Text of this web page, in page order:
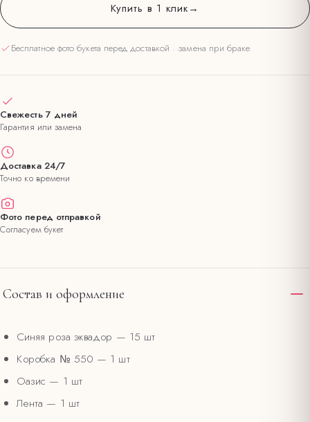
Купить в 1 клик→
Бесплатное фото букета перед доставкой · замена при браке
Свежесть 7 дней
Гарантия или замена
Доставка 24/7
Точно ко времени
Фото перед отправкой
Согласуем букет
Состав и оформление
Синяя роза эквадор — 15 шт
Коробка № 550 — 1 шт
Оазис — 1 шт
Лента — 1 шт